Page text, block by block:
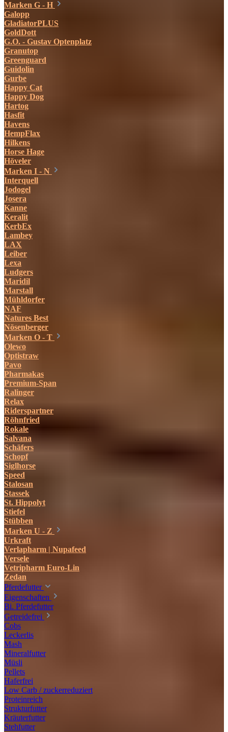
Marken G - H
Galopp
GladiatorPLUS
GoldDott
G.O. - Gustav Optenplatz
Granutop
Greenguard
Guidolin
Gurbe
Happy Cat
Happy Dog
Hartog
Hasfit
Havens
HempFlax
Hilkens
Horse Hage
Höveler
Marken I - N
Interquell
Jodogel
Josera
Kanne
Keralit
KerbEx
Lambey
LAX
Leiber
Lexa
Ludgers
Maridil
Marstall
Mühldorfer
NAF
Natures Best
Nösenberger
Marken O - T
Olewo
Optistraw
Pavo
Pharmakas
Premium-Span
Ralinger
Relax
Riderspartner
Röhnfried
Rokale
Salvana
Schäfers
Schopf
Siglhorse
Speed
Stalosan
Stassek
St. Hippolyt
Stiefel
Stübben
Marken U - Z
Urkraft
Verlapharm | Nupafeed
Versele
Vetripharm Euro-Lin
Zedan
Pferdefutter
Eigenschaften
Bi. Pferdefutter
Getreidefrei
Cobs
Leckerlis
Mash
Mineralfutter
Müsli
Pellets
Haferfrei
Low Carb / zuckerreduziert
Proteinreich
Strukturfutter
Kräuterfutter
Stehfutter